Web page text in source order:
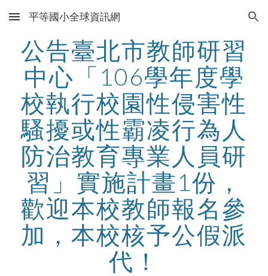
Skip to main content Skip to navigation
平等國小全球資訊網
公告臺北市教師研習
中心「106學年度學
校執行校園性侵害性
騷擾或性霸凌行為人
防治教育專業人員研
習」實施計畫1份，
歡迎本校教師報名參
加，本校核予公假派
代！